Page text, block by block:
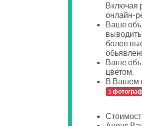
Включая
онлайн-
Ваше
более
Ваше
цветом.
В Вашем
5